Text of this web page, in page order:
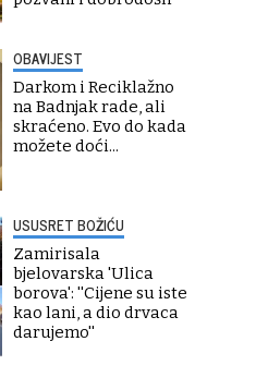
OBAVIJEST
Darkom i Reciklažno
na Badnjak rade, ali
skraćeno. Evo do kada
možete doći...
USUSRET BOŽIĆU
Zamirisala
bjelovarska 'Ulica
borova': ''Cijene su iste
kao lani, a dio drvaca
darujemo''